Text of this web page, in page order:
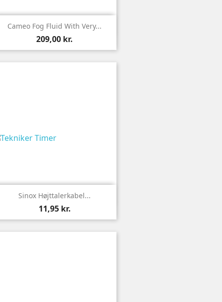
 Vis
Cameo Fog Fluid With Very...
209,00 kr.
 Vis
Sinox Højttalerkabel...
11,95 kr.